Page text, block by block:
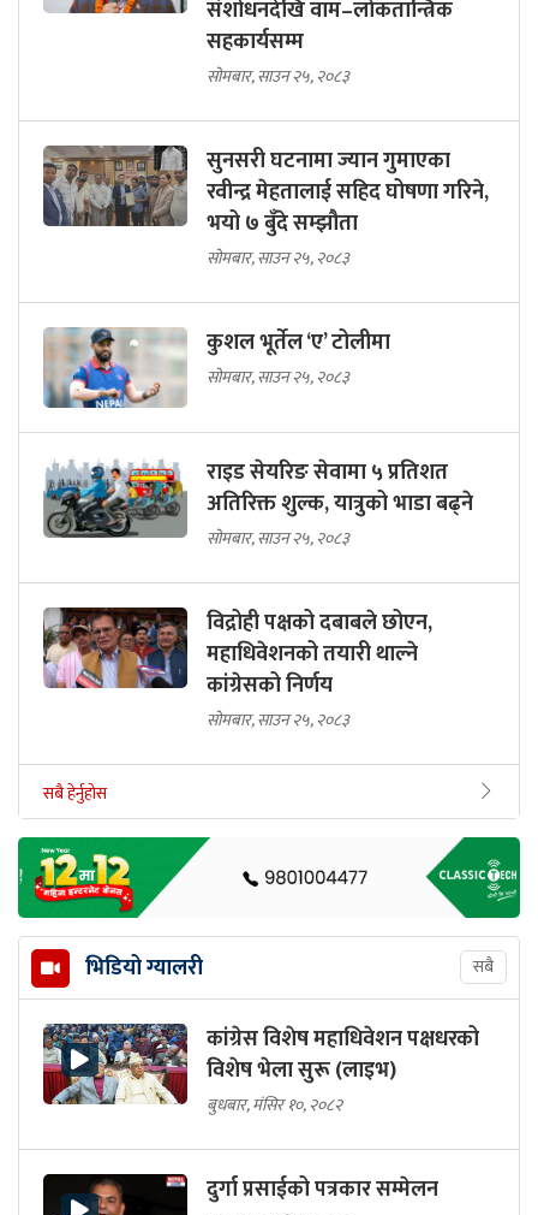
संशोधनदेखि वाम–लोकतान्त्रिक
सहकार्यसम्म
सोमबार, साउन २५, २०८३
सुनसरी घटनामा ज्यान गुमाएका
रवीन्द्र मेहतालाई सहिद घोषणा गरिने,
भयो ७ बुँदे सम्झौता
सोमबार, साउन २५, २०८३
कुशल भूर्तेल ‘ए’ टोलीमा
सोमबार, साउन २५, २०८३
राइड सेयरिङ सेवामा ५ प्रतिशत
अतिरिक्त शुल्क, यात्रुको भाडा बढ्ने
सोमबार, साउन २५, २०८३
विद्रोही पक्षको दबाबले छोएन,
महाधिवेशनको तयारी थाल्ने
कांग्रेसको निर्णय
सोमबार, साउन २५, २०८३
सबै हेर्नुहोस
भिडियो ग्यालरी सबै
कांग्रेस विशेष महाधिवेशन पक्षधरको
विशेष भेला सुरू (लाइभ)
बुधबार, मंसिर १०, २०८२
दुर्गा प्रसाईको पत्रकार सम्मेलन